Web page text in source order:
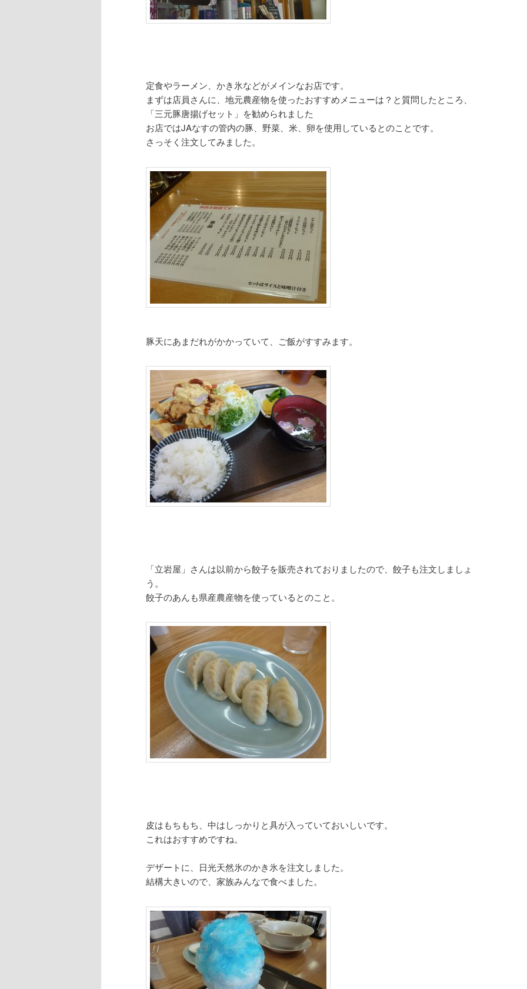
定食やラーメン、かき氷などがメインなお店です。
まずは店員さんに、地元農産物を使ったおすすめメニューは？と質問したところ、
「三元豚唐揚げセット」を勧められました
お店ではJAなすの管内の豚、野菜、米、卵を使用しているとのことです。
さっそく注文してみました。
豚天にあまだれがかかっていて、ご飯がすすみます。
「立岩屋」さんは以前から餃子を販売されておりましたので、餃子も注文しましょ
う。
餃子のあんも県産農産物を使っているとのこと。
皮はもちもち、中はしっかりと具が入っていておいしいです。
これはおすすめですね。
デザートに、日光天然氷のかき氷を注文しました。
結構大きいので、家族みんなで食べました。